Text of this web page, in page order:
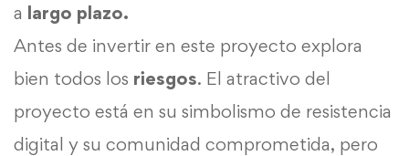
a largo plazo.
Antes de invertir en este proyecto explora
bien todos los riesgos. El atractivo del
proyecto está en su simbolismo de resistencia
digital y su comunidad comprometida, pero